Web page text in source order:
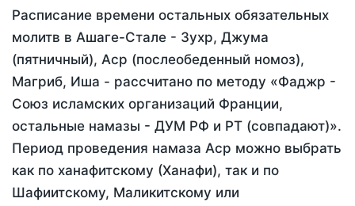
Расписание времени остальных обязательных
молитв в Ашаге-Стале - Зухр, Джума
(пятничный), Аср (послеобеденный номоз),
Магриб, Иша - рассчитано по методу «Фаджр -
Союз исламских организаций Франции,
остальные намазы - ДУМ РФ и РТ (совпадают)».
Период проведения намаза Аср можно выбрать
как по ханафитскому (Ханафи), так и по
Шафиитскому, Маликитскому или